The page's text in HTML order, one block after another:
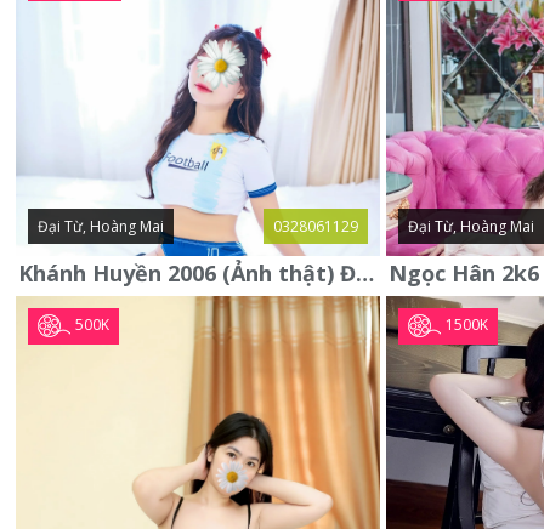
Đại Từ, Hoàng Mai 0328061129
Khánh Huyền 2006 (Ảnh thật) Đại từ - Hoàng Mai
Đại Từ, Hoàng Mai
500K 1500K